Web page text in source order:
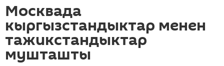
Москвада
кыргызстандыктар менен
тажикстандыктар
мушташты